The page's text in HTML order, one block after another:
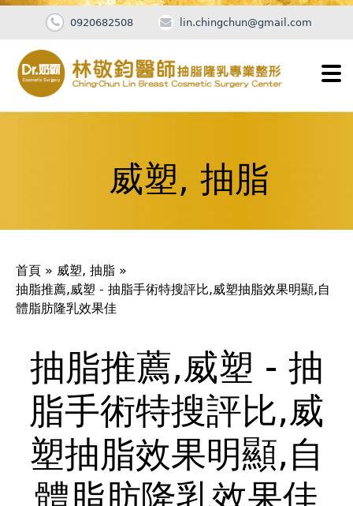
0920682508 lin.chingchun@gmail.com
威塑, 抽脂
您
在
這
首頁 » 威塑, 抽脂 »
抽脂推薦,威塑 - 抽脂手術特搜評比,威塑抽脂效果明顯,自
體脂肪隆乳效果佳
Back
top
抽脂推薦,威塑 - 抽
脂手術特搜評比,威
塑抽脂效果明顯,自